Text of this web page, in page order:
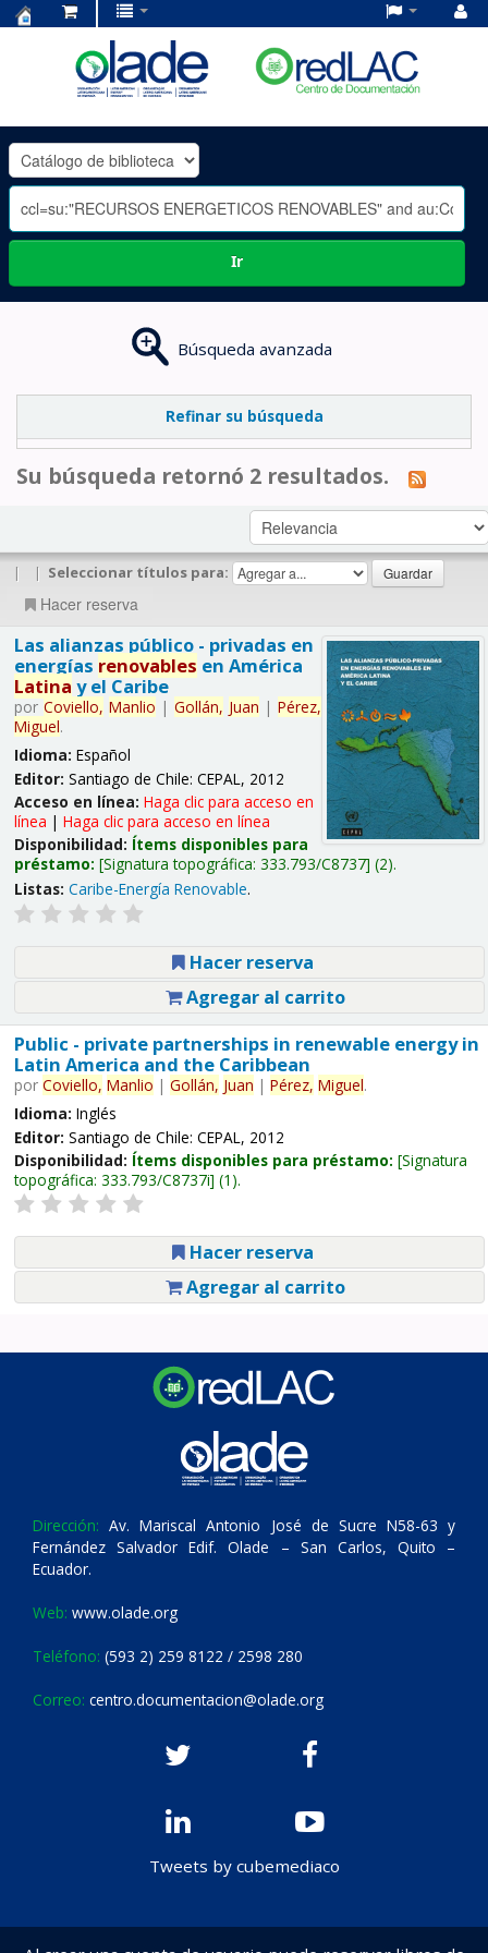
OLADE
-
Ir
Búsqueda avanzada
Refinar su búsqueda
Su búsqueda retornó 2 resultados.
| | Seleccionar títulos para:
Hacer reserva
Las alianzas público - privadas en
energías renovables en América
Latina y el Caribe
por Coviello, Manlio | Gollán, Juan | Pérez,
Miguel.
Idioma: Español
Editor: Santiago de Chile: CEPAL, 2012
Acceso en línea: Haga clic para acceso en
línea | Haga clic para acceso en línea
Disponibilidad: Ítems disponibles para
préstamo: Signatura topográfica: 333.793/C8737 (2).
Listas: Caribe-Energía Renovable.
Hacer reserva
Agregar al carrito
Public - private partnerships in renewable energy in
Latin America and the Caribbean
por Coviello, Manlio | Gollán, Juan | Pérez, Miguel.
Idioma: Inglés
Editor: Santiago de Chile: CEPAL, 2012
Disponibilidad: Ítems disponibles para préstamo: Signatura
topográfica: 333.793/C8737i (1).
Hacer reserva
Agregar al carrito
Dirección: Av. Mariscal Antonio José de Sucre N58-63 y
Fernández Salvador Edif. Olade – San Carlos, Quito –
Ecuador.
Web: www.olade.org
Teléfono: (593 2) 259 8122 / 2598 280
Correo: centro.documentacion@olade.org
Tweets by cubemediaco